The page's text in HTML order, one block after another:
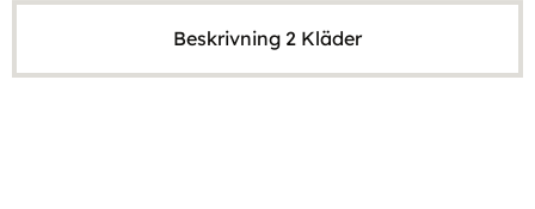
Beskrivning 2 Kläder